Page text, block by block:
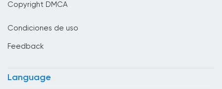
Canadá
Copyright DMCA
Condiciones de uso
Feedback
Language